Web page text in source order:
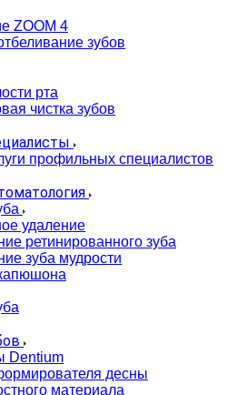
ZOOM 4
зубов
рта
чистка зубов
профильных специалистов
удаление
ретинированного зуба
зуба мудрости
Dentium
десны
материала